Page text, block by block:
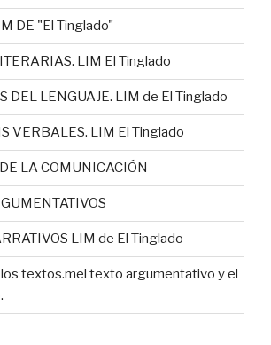
DE "El Tinglado"
LIM El Tinglado
DEL LENGUAJE. LIM de El Tinglado
VERBALES. LIM El Tinglado
LA COMUNICACIÓN
LIM de El Tinglado
textos.mel texto argumentativo y el